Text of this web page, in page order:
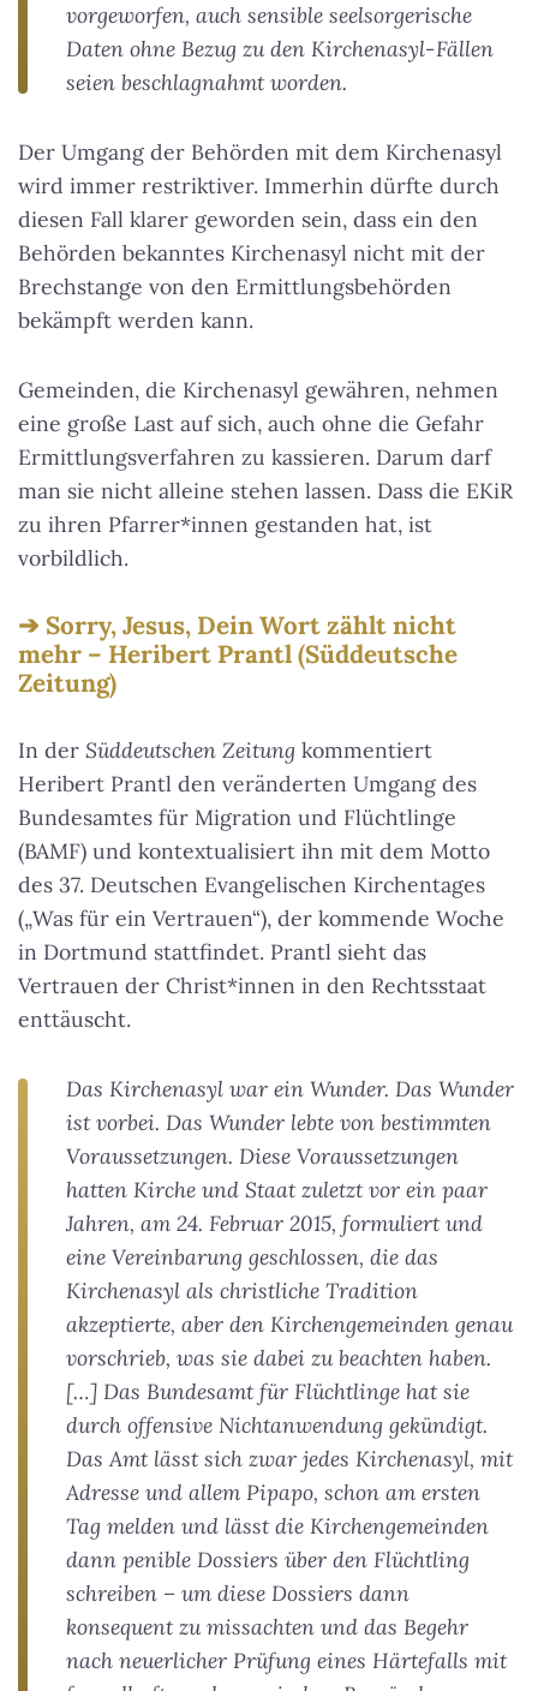
vorgeworfen, auch sensible seelsorgerische
Daten ohne Bezug zu den Kirchenasyl-Fällen
seien beschlagnahmt worden.
Der Umgang der Behörden mit dem Kirchenasyl
wird immer restriktiver. Immerhin dürfte durch
diesen Fall klarer geworden sein, dass ein den
Behörden bekanntes Kirchenasyl nicht mit der
Brechstange von den Ermittlungsbehörden
bekämpft werden kann.
Gemeinden, die Kirchenasyl gewähren, nehmen
eine große Last auf sich, auch ohne die Gefahr
Ermittlungsverfahren zu kassieren. Darum darf
man sie nicht alleine stehen lassen. Dass die EKiR
zu ihren Pfarrer*innen gestanden hat, ist
vorbildlich.
Sorry, Jesus, Dein Wort zählt nicht
mehr – Heribert Prantl (Süddeutsche
Zeitung)
In der Süddeutschen Zeitung kommentiert
Heribert Prantl den veränderten Umgang des
Bundesamtes für Migration und Flüchtlinge
(BAMF) und kontextualisiert ihn mit dem Motto
des 37. Deutschen Evangelischen Kirchentages
(„Was für ein Vertrauen“), der kommende Woche
in Dortmund stattfindet. Prantl sieht das
Vertrauen der Christ*innen in den Rechtsstaat
enttäuscht.
Das Kirchenasyl war ein Wunder. Das Wunder
ist vorbei. Das Wunder lebte von bestimmten
Voraussetzungen. Diese Voraussetzungen
hatten Kirche und Staat zuletzt vor ein paar
Jahren, am 24. Februar 2015, formuliert und
eine Vereinbarung geschlossen, die das
Kirchenasyl als christliche Tradition
akzeptierte, aber den Kirchengemeinden genau
vorschrieb, was sie dabei zu beachten haben.
[…] Das Bundesamt für Flüchtlinge hat sie
durch offensive Nichtanwendung gekündigt.
Das Amt lässt sich zwar jedes Kirchenasyl, mit
Adresse und allem Pipapo, schon am ersten
Tag melden und lässt die Kirchengemeinden
dann penible Dossiers über den Flüchtling
schreiben – um diese Dossiers dann
konsequent zu missachten und das Begehr
nach neuerlicher Prüfung eines Härtefalls mit